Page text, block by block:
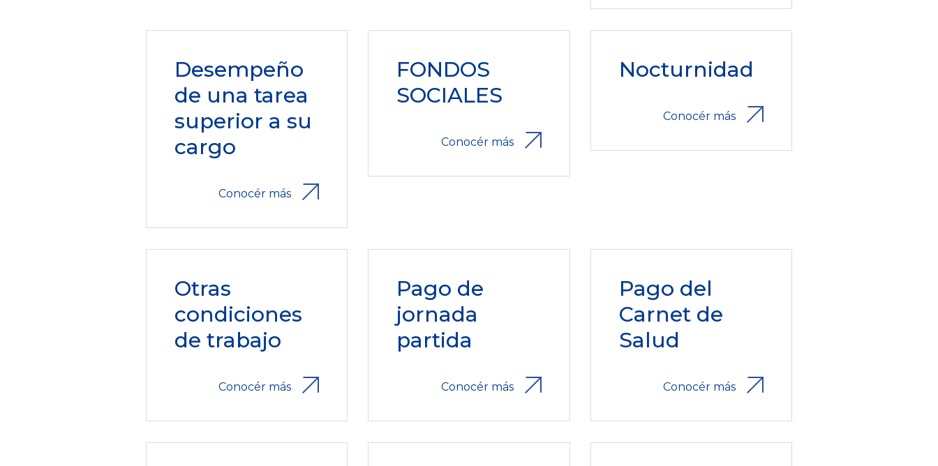
Desempeño
de una tarea
superior a su
cargo
Conocér más
FONDOS
SOCIALES
Conocér más
Nocturnidad
Conocér más
Otras
condiciones
de trabajo
Conocér más
Pago de
jornada
partida
Conocér más
Pago del
Carnet de
Salud
Conocér más